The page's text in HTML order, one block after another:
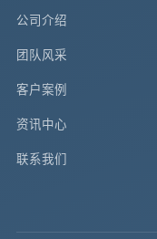
公司介绍
团队风采
客户案例
资讯中心
联系我们